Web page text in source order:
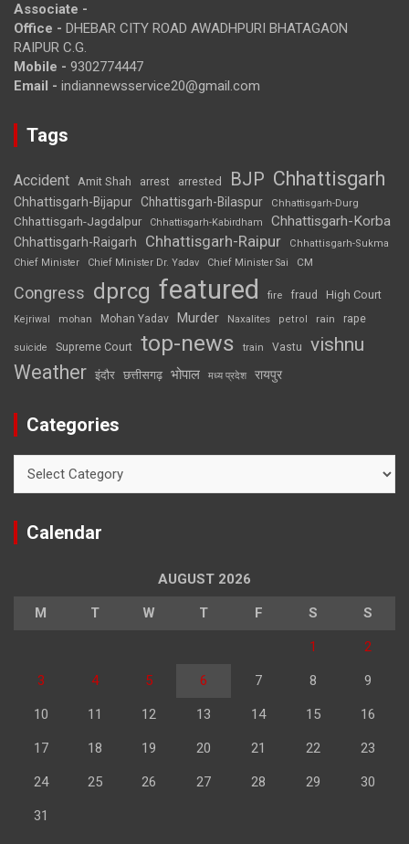
Associate -
Office - DHEBAR CITY ROAD AWADHPURI BHATAGAON
RAIPUR C.G.
Mobile - 9302774447
Email - indiannewsservice20@gmail.com
Tags
Accident Amit Shah arrest arrested BJP Chhattisgarh
Chhattisgarh-Bijapur Chhattisgarh-Bilaspur Chhattisgarh-Durg
Chhattisgarh-Jagdalpur Chhattisgarh-Kabirdham Chhattisgarh-Korba
Chhattisgarh-Raigarh Chhattisgarh-Raipur
Chhattisgarh-Sukma
Chief Minister
Chief Minister Dr. Yadav Chief Minister Sai CM
Congress dprcg featured fire fraud High Court
Kejriwal mohan Mohan Yadav Murder Naxalites petrol rain rape
suicide Supreme Court top-news train Vastu vishnu
Weather इंदौर छत्तीसगढ़ भोपाल मध्य प्रदेश रायपुर
Categories
Calendar
AUGUST 2026
M T W T F S S
1 2
3 4 5 6 7 8 9
10 11 12 13 14 15 16
17 18 19 20 21 22 23
24 25 26 27 28 29 30
31